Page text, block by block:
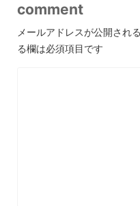
comment
メールアドレスが公開され
る欄は必須項目です